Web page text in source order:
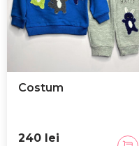
Costum
240 lei